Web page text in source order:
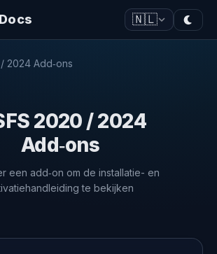
Docs 🇳🇱
2024 Add‑ons
2020 / 2024
Add‑ons
een add‑on om de installatie- en
te bekijken